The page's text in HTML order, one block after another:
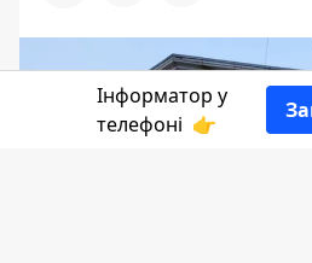
Інформатор у
телефоні 👉